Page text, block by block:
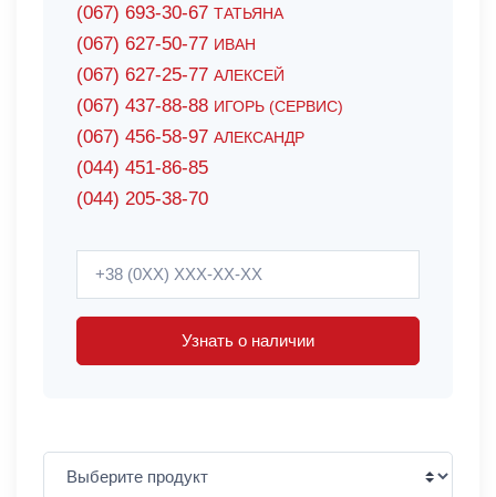
(067) 693-30-67 ТАТЬЯНА
(067) 627-50-77 ИВАН
(067) 627-25-77 АЛЕКСЕЙ
(067) 437-88-88 ИГОРЬ (СЕРВИС)
(067) 456-58-97 АЛЕКСАНДР
(044) 451-86-85
(044) 205-38-70
Узнать о наличии